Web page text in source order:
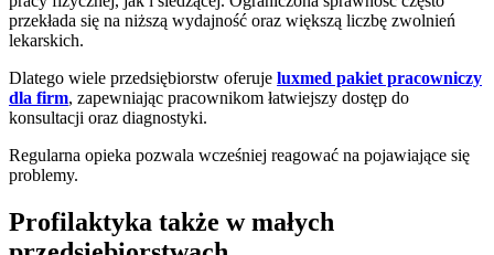
przekłada się na niższą wydajność oraz większą liczbę zwolnień
lekarskich.
Dlatego wiele przedsiębiorstw oferuje luxmed pakiet pracowniczy
dla firm, zapewniając pracownikom łatwiejszy dostęp do
konsultacji oraz diagnostyki.
Regularna opieka pozwala wcześniej reagować na pojawiające się
problemy.
Profilaktyka także w małych